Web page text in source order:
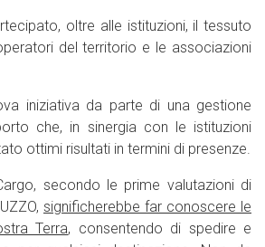
oltre alle istituzioni, il tessuto
del territorio e le associazioni
iniziativa da parte di una gestione
che, in sinergia con le istituzioni
ottimi risultati in termini di presenze.
secondo le prime valutazioni di
significherebbe far conoscere le
Terra, consentendo di spedire e